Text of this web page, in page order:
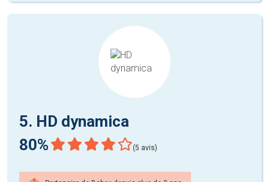
5. HD dynamica
80%
(5 avis)